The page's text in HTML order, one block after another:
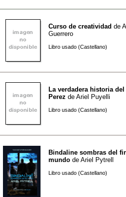
Curso de creatividad de
Guerrero
Libro usado (Castellano)
La verdadera historia del
Perez de Ariel Puyelli
Libro usado (Castellano)
Bindaline sombras del
mundo de Ariel Pytrell
Libro usado (Castellano)